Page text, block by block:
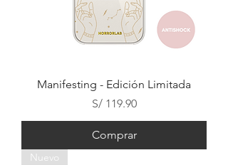
Manifesting - Edición Limitada
Precio
S/ 119.90
Comprar
Nuevo